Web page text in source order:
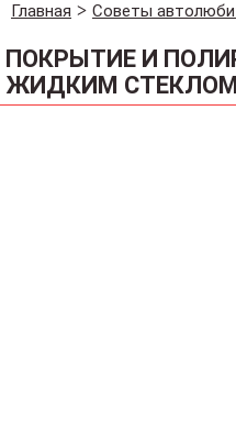
Главная Советы
ПОКРЫТИЕ И
ЖИДКИМ СТЕКЛОМ